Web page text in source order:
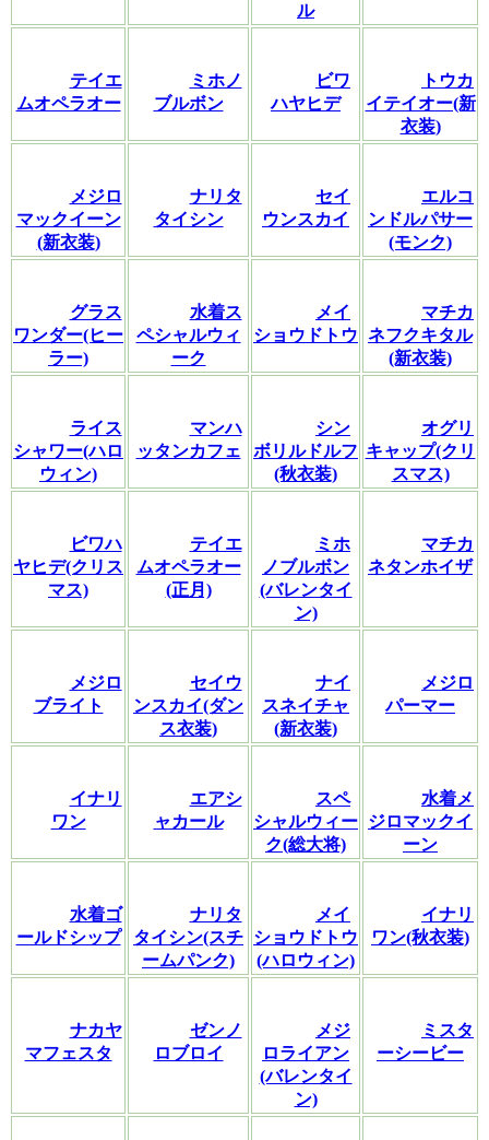
ル
テイエ
ムオペラオー
ミホノ
ブルボン
ビワ
ハヤヒデ
トウカ
イテイオー(新
衣装)
メジロ
マックイーン
(新衣装)
ナリタ
タイシン
セイ
ウンスカイ
エルコ
ンドルパサー
(モンク)
グラス
ワンダー(ヒー
ラー)
水着ス
ペシャルウィ
ーク
メイ
ショウドトウ
マチカ
ネフクキタル
(新衣装)
ライス
シャワー(ハロ
ウィン)
マンハ
ッタンカフェ
シン
ボリルドルフ
(秋衣装)
オグリ
キャップ(クリ
スマス)
ビワハ
ヤヒデ(クリス
マス)
テイエ
ムオペラオー
(正月)
ミホ
ノブルボン
(バレンタイ
ン)
マチカ
ネタンホイザ
メジロ
ブライト
セイウ
ンスカイ(ダン
ス衣装)
ナイ
スネイチャ
(新衣装)
メジロ
パーマー
イナリ
ワン
エアシ
ャカール
スペ
シャルウィー
ク(総大将)
水着メ
ジロマックイ
ーン
水着ゴ
ールドシップ
ナリタ
タイシン(スチ
ームパンク)
メイ
ショウドトウ
(ハロウィン)
イナリ
ワン(秋衣装)
ナカヤ
マフェスタ
ゼンノ
ロブロイ
メジ
ロライアン
(バレンタイ
ン)
ミスタ
ーシービー